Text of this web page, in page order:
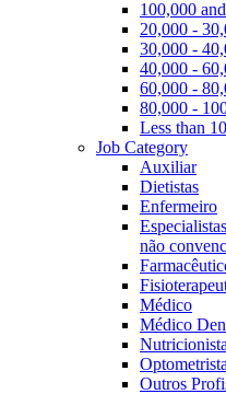
100,000
20,000 -
30,000 -
40,000 -
60,000 -
80,000 -
Less than
Job Category
Auxiliar
Dietistas
Enfermeiro
não
Médico
Médico
Nutricionista
Outros